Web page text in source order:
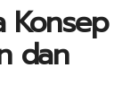
Konsep
dan